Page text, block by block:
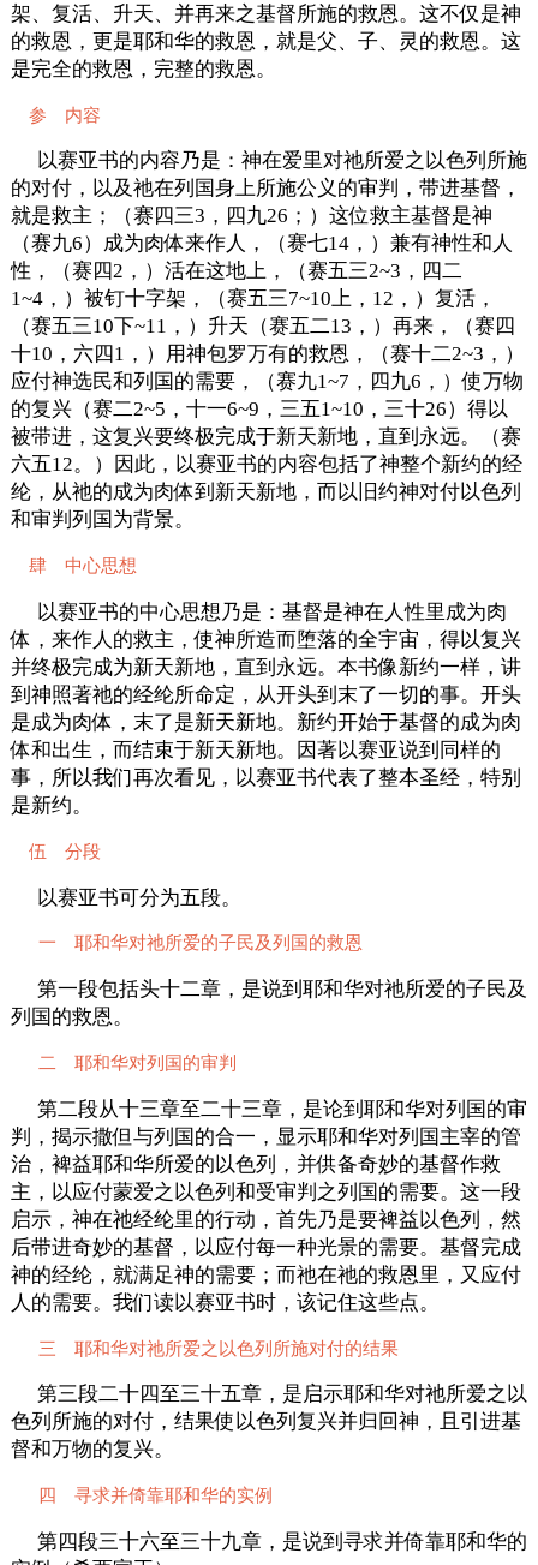
架、复活、升天、并再来之基督所施的救恩。这不仅是神
的救恩，更是耶和华的救恩，就是父、子、灵的救恩。这
是完全的救恩，完整的救恩。
参 内容
以赛亚书的内容乃是：神在爱里对祂所爱之以色列所施
的对付，以及祂在列国身上所施公义的审判，带进基督，
就是救主；（赛四三3，四九26；）这位救主基督是神
（赛九6）成为肉体来作人，（赛七14，）兼有神性和人
性，（赛四2，）活在这地上，（赛五三2~3，四二
1~4，）被钉十字架，（赛五三7~10上，12，）复活，
（赛五三10下~11，）升天（赛五二13，）再来，（赛四
十10，六四1，）用神包罗万有的救恩，（赛十二2~3，）
应付神选民和列国的需要，（赛九1~7，四九6，）使万物
的复兴（赛二2~5，十一6~9，三五1~10，三十26）得以
被带进，这复兴要终极完成于新天新地，直到永远。（赛
六五12。）因此，以赛亚书的内容包括了神整个新约的经
纶，从祂的成为肉体到新天新地，而以旧约神对付以色列
和审判列国为背景。
肆 中心思想
以赛亚书的中心思想乃是：基督是神在人性里成为肉
体，来作人的救主，使神所造而堕落的全宇宙，得以复兴
并终极完成为新天新地，直到永远。本书像新约一样，讲
到神照著祂的经纶所命定，从开头到末了一切的事。开头
是成为肉体，末了是新天新地。新约开始于基督的成为肉
体和出生，而结束于新天新地。因著以赛亚说到同样的
事，所以我们再次看见，以赛亚书代表了整本圣经，特别
是新约。
伍 分段
以赛亚书可分为五段。
一 耶和华对祂所爱的子民及列国的救恩
第一段包括头十二章，是说到耶和华对祂所爱的子民及
列国的救恩。
二 耶和华对列国的审判
第二段从十三章至二十三章，是论到耶和华对列国的审
判，揭示撒但与列国的合一，显示耶和华对列国主宰的管
治，裨益耶和华所爱的以色列，并供备奇妙的基督作救
主，以应付蒙爱之以色列和受审判之列国的需要。这一段
启示，神在祂经纶里的行动，首先乃是要裨益以色列，然
后带进奇妙的基督，以应付每一种光景的需要。基督完成
神的经纶，就满足神的需要；而祂在祂的救恩里，又应付
人的需要。我们读以赛亚书时，该记住这些点。
三 耶和华对祂所爱之以色列所施对付的结果
第三段二十四至三十五章，是启示耶和华对祂所爱之以
色列所施的对付，结果使以色列复兴并归回神，且引进基
督和万物的复兴。
四 寻求并倚靠耶和华的实例
第四段三十六至三十九章，是说到寻求并倚靠耶和华的